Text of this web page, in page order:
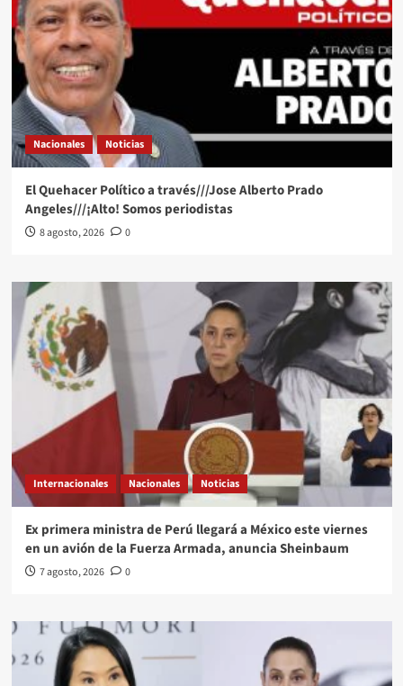
Nacionales Noticias
El Quehacer Político a través///Jose Alberto Prado
Angeles///¡Alto! Somos periodistas
8 agosto, 2026 0
Internacionales Nacionales Noticias
Ex primera ministra de Perú llegará a México este viernes
en un avión de la Fuerza Armada, anuncia Sheinbaum
7 agosto, 2026 0